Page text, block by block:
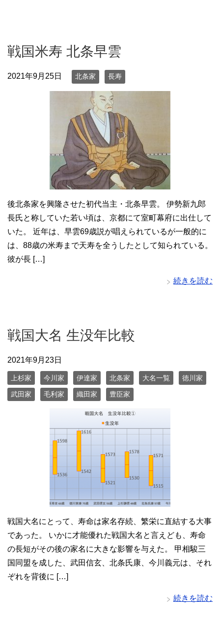
戦国米寿 北条早雲
2021年9月25日 北条家 長寿
後北条家を興隆させた初代当主・北条早雲。 伊勢新九郎
長氏と称していた若い頃は、京都にて室町幕府に出仕して
いた。 近年は、早雲69歳説が唱えられているが一般的に
は、88歳の米寿まで天寿を全うしたとして知られている。
彼が長 […]
続きを読む
戦国大名 生没年比較
2021年9月23日
上杉家 今川家 伊達家 北条家 大名一覧 徳川家
武田家 毛利家 織田家 豊臣家
戦国大名にとって、寿命は家名存続、繁栄に直結する大事
であった。 いかに才能優れた戦国大名と言えども、寿命
の長短がその後の家名に大きな影響を与えた。 甲相駿三
国同盟を成した、武田信玄、北条氏康、今川義元は、それ
ぞれを背後に […]
続きを読む